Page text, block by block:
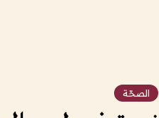
الصحّة